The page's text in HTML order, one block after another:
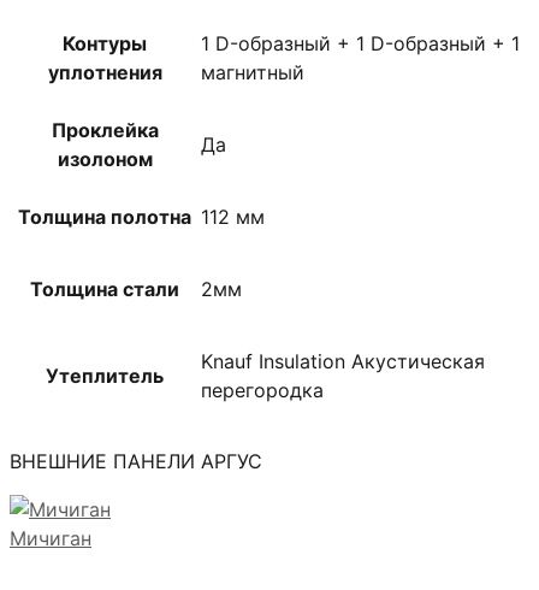
Контуры
уплотнения
1 D-образный + 1 D-образный + 1
магнитный
Проклейка
изолоном
Да
Толщина полотна 112 мм
Толщина стали 2мм
Утеплитель
Knauf Insulation Акустическая
перегородка
ВНЕШНИЕ ПАНЕЛИ АРГУС
Мичиган